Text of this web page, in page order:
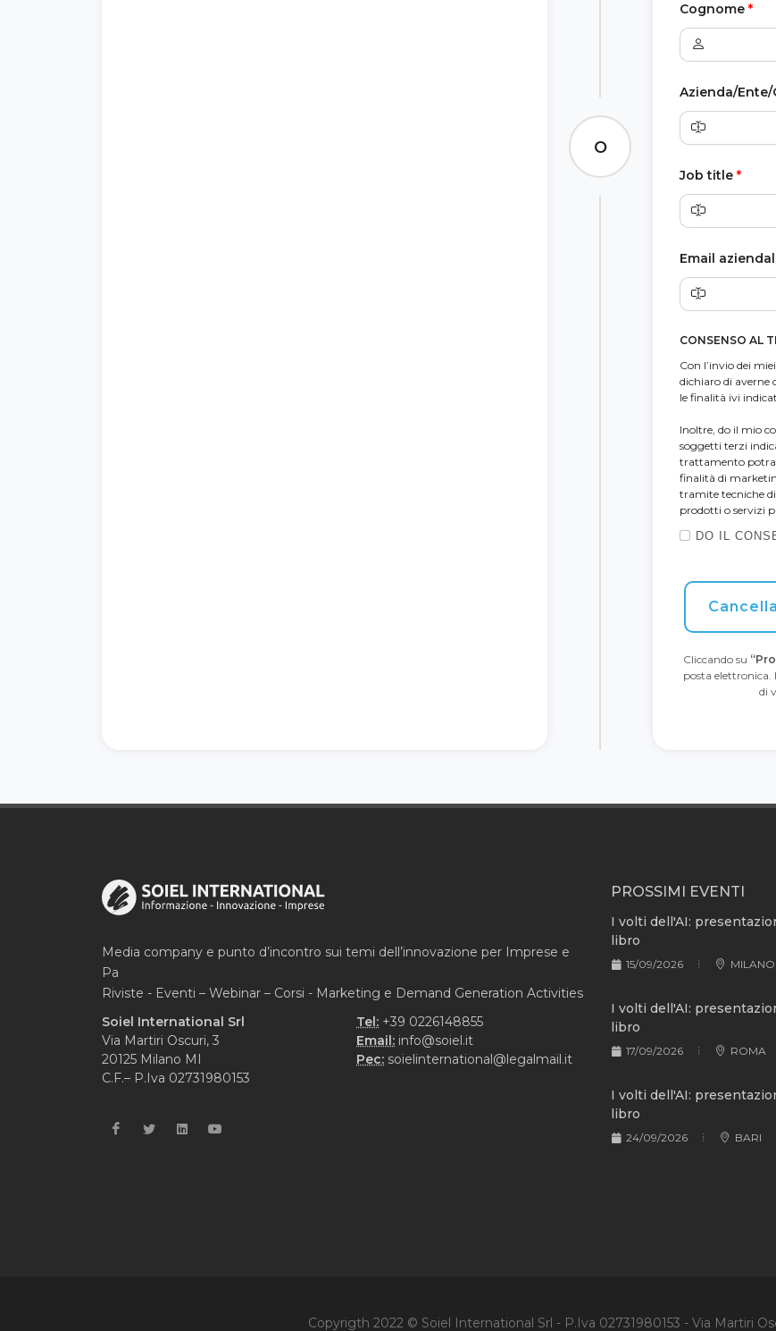
O
Cognome *
Azienda/
Job title *
Email
CONSENSO AL
Con l’invio dei
dichiaro di
le finalità ivi
Inoltre, do il mio
soggetti terzi
trattamento
finalità di
tramite tecniche
prodotti o servizi
DO IL
Cancella
Cliccando su
posta
di
Media company e punto d’incontro sui temi dell’innovazione per Imprese e
Pa
Riviste - Eventi – Webinar – Corsi - Marketing e Demand Generation Activities
Soiel International Srl
Via Martiri Oscuri, 3
20125 Milano MI
C.F.– P.Iva 02731980153
Tel: +39 0226148855
Email: info@soiel.it
Pec: soielinternational@legalmail.it
PROSSIMI EVENTI
I volti dell'AI:
libro
15/09/2026 MILANO
I volti dell'AI:
libro
17/09/2026 ROMA
I volti dell'AI:
libro
24/09/2026 BARI
Copyrigth 2022 © Soiel International Srl - P.Iva 02731980153 - Via Martiri